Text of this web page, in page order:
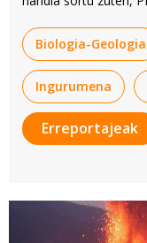
Biologia-Geologia
Ingurumena
Erreportajeak